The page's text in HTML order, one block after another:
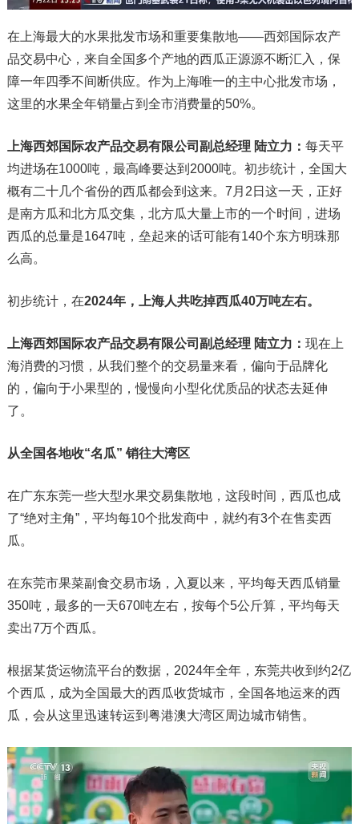
在上海最大的水果批发市场和重要集散地——西郊国际农产
品交易中心，来自全国多个产地的西瓜正源源不断汇入，保
障一年四季不间断供应。作为上海唯一的主中心批发市场，
这里的水果全年销量占到全市消费量的50%。
上海西郊国际农产品交易有限公司副总经理 陆立力： 每天平
均进场在1000吨，最高峰要达到2000吨。初步统计，全国大
概有二十几个省份的西瓜都会到这来。7月2日这一天，正好
是南方瓜和北方瓜交集，北方瓜大量上市的一个时间，进场
西瓜的总量是1647吨，垒起来的话可能有140个东方明珠那
么高。
初步统计，在2024年，上海人共吃掉西瓜40万吨左右。
上海西郊国际农产品交易有限公司副总经理 陆立力： 现在上
海消费的习惯，从我们整个的交易量来看，偏向于品牌化
的，偏向于小果型的，慢慢向小型化优质品的状态去延伸
了。
从全国各地收“名瓜” 销往大湾区
在广东东莞一些大型水果交易集散地，这段时间，西瓜也成
了“绝对主角”，平均每10个批发商中，就约有3个在售卖西
瓜。
在东莞市果菜副食交易市场，入夏以来，平均每天西瓜销量
350吨，最多的一天670吨左右，按每个5公斤算，平均每天
卖出7万个西瓜。
根据某货运物流平台的数据，2024年全年，东莞共收到约2亿
个西瓜，成为全国最大的西瓜收货城市，全国各地运来的西
瓜，会从这里迅速转运到粤港澳大湾区周边城市销售。